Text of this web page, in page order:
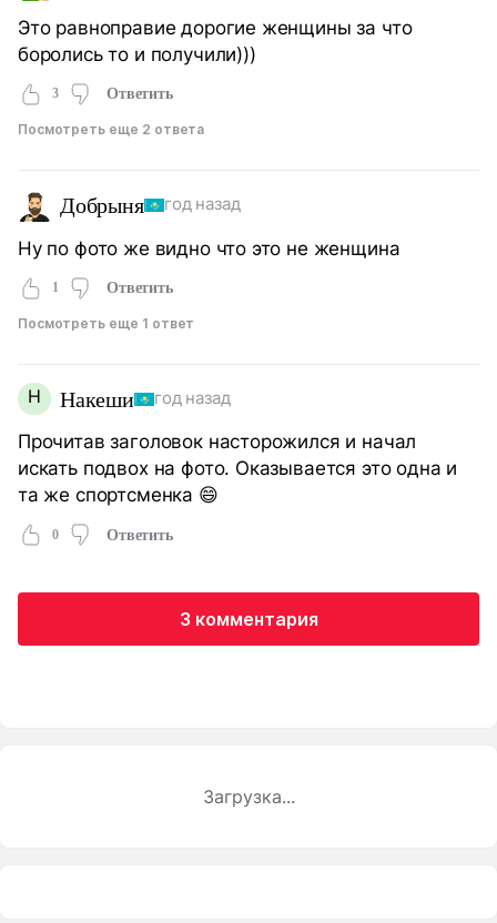
Это равноправие дорогие женщины за что
боролись то и получили)))
3 Ответить
Посмотреть еще 2 ответа
Добрыня год назад
Ну по фото же видно что это не женщина
1 Ответить
Посмотреть еще 1 ответ
Н Накеши год назад
Прочитав заголовок насторожился и начал
искать подвох на фото. Оказывается это одна и
та же спортсменка 😄
0 Ответить
3 комментария
Загрузка...